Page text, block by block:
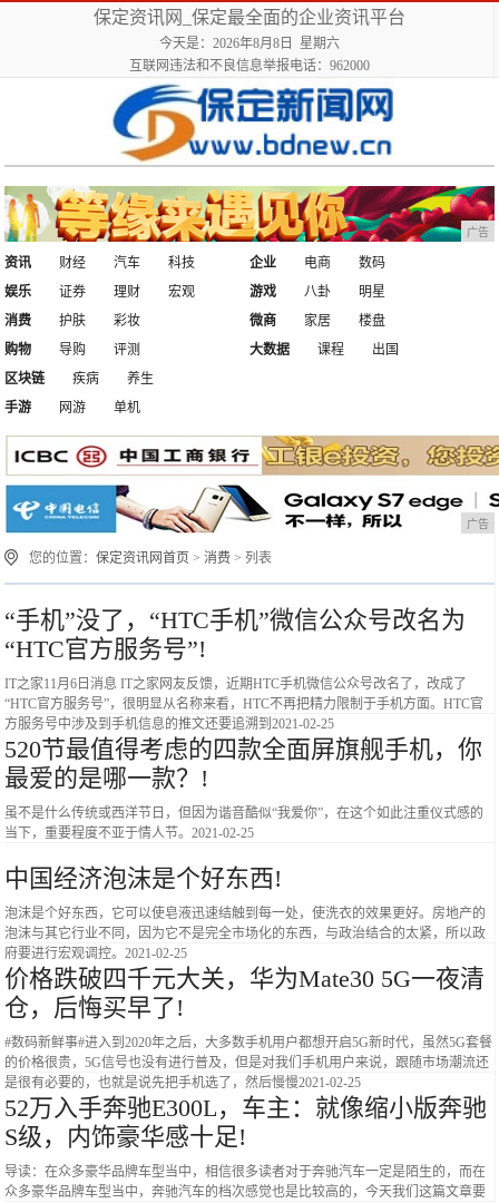
保定资讯网_保定最全面的企业资讯平台
今天是：2026年8月8日 星期六
互联网违法和不良信息举报电话：962000
广告
资讯 财经 汽车
科技
娱乐
证券 理财 宏观
企业 电商
数码
游戏
八卦
明星
消费
护肤
彩妆
购物
导购 评测
微商 家居
楼盘
大数据
课程
出国
区块链
疾病
养生
手游
网游 单机
广告
您的位置：保定资讯网首页 >消费 > 列表
“手机”没了，“HTC手机”微信公众号改名为
“HTC官方服务号”!
IT之家11月6日消息 IT之家网友反馈，近期HTC手机微信公众号改名了，改成了
“HTC官方服务号”，很明显从名称来看，HTC不再把精力限制于手机方面。HTC官
方服务号中涉及到手机信息的推文还要追溯到2021-02-25
520节最值得考虑的四款全面屏旗舰手机，你
最爱的是哪一款？!
虽不是什么传统或西洋节日，但因为谐音酷似“我爱你”，在这个如此注重仪式感的
当下，重要程度不亚于情人节。2021-02-25
中国经济泡沫是个好东西!
泡沫是个好东西，它可以使皂液迅速结触到每一处，使洗衣的效果更好。房地产的
泡沫与其它行业不同，因为它不是完全市场化的东西，与政治结合的太紧，所以政
府要进行宏观调控。2021-02-25
价格跌破四千元大关，华为Mate30 5G一夜清
仓，后悔买早了!
#数码新鲜事#进入到2020年之后，大多数手机用户都想开启5G新时代，虽然5G套餐
的价格很贵，5G信号也没有进行普及，但是对我们手机用户来说，跟随市场潮流还
是很有必要的，也就是说先把手机选了，然后慢慢2021-02-25
52万入手奔驰E300L，车主：就像缩小版奔驰
S级，内饰豪华感十足!
导读：在众多豪华品牌车型当中，相信很多读者对于奔驰汽车一定是陌生的，而在
众多豪华品牌车型当中，奔驰汽车的档次感觉也是比较高的，今天我们这篇文章要